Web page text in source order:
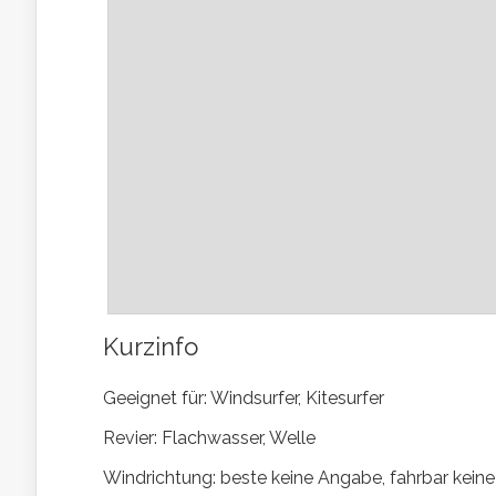
Kurzinfo
Geeignet für: Windsurfer, Kitesurfer
Revier: Flachwasser, Welle
Windrichtung: beste keine Angabe, fahrbar